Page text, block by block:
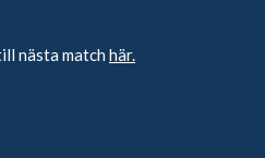
nästa match här.